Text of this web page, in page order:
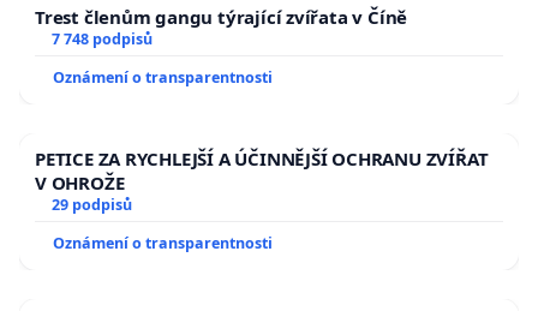
Trest členům gangu týrající zvířata v Číně
7 748 podpisů
Oznámení o transparentnosti
PETICE ZA RYCHLEJŠÍ A ÚČINNĚJŠÍ OCHRANU ZVÍŘAT
V OHROŽE
29 podpisů
Oznámení o transparentnosti